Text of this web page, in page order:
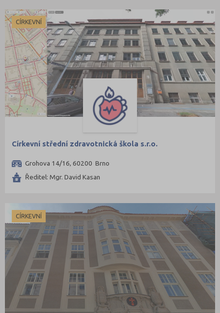
CÍRKEVNÍ
Církevní střední zdravotnická škola s.r.o.
Grohova 14/16, 60200 Brno
Ředitel: Mgr. David Kasan
CÍRKEVNÍ